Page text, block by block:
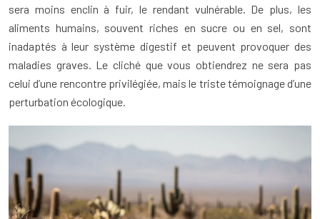
sera moins enclin à fuir, le rendant vulnérable. De plus, les
aliments humains, souvent riches en sucre ou en sel, sont
inadaptés à leur système digestif et peuvent provoquer des
maladies graves. Le cliché que vous obtiendrez ne sera pas
celui d’une rencontre privilégiée, mais le triste témoignage d’une
perturbation écologique.